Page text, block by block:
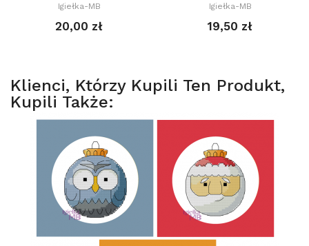
Igiełka-MB
20,00 zł
Igiełka-MB
19,50 zł
Klienci, Którzy Kupili Ten Produkt,
Kupili Także: